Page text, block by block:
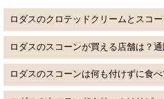
ロダスのクロテッドクリームとスコ
ロダスのスコーンが買える店舗は？通
ロダスのスコーンは何も付けずに食べ